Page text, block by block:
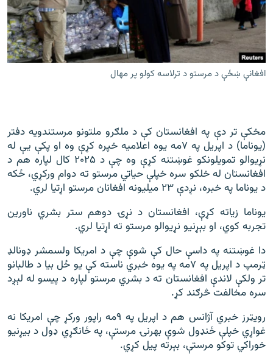
افغانې ښځې د مرستو د ترلاسه کولو پر مهال
مخکې تر دې په افغانستان کې د ملګرو ملتونو مرستندویه دفتر
(یوناما) د اپریل په ۷مه یوه اعلامیه خپره کړې وه او پکې یې له
نړیوالو تمویلونکو غوښتنه کړې وه چې د ۲۰۲۵ کال لپاره هم د
افغانستان له خلکو سره خپلې حیاتي مرستو ته دوام ورکړي، ځکه
د یوناما په خبره، نږدې ۲۳ میلیونه افغانان مرستو اړتیا لري.
یوناما زیاته کړې، افغانستان د نړۍ دوهم ستر بشري ناورین
تجربه کوي، او بېړنیو نړیوالو مرستو ته اړتیا لري.
دا غوښتنه په داسې حال کې شوې چې د امریکا ولسمشر ډونالډ
ټرمپ د اپریل په ۷مه په یوه خبري ناسته کې یو ځل بیا د طالبانو
تر ولکې لاندې افغانستان ته د بشري مرستو لپاره د پیسو له لېږد
سره مخالفت څرګند کړ.
رویټرز خبري آژانس هم د اپریل په ۹مه راپور ورکړ چې امریکا نه
غواړي خپلې ځنډول شوې بهرنۍ مرستې، په ځانګړي ډول د بیړنیو
خوراکي توکو مرستې، بېرته پیل کړي.